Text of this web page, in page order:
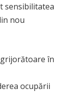
sensibilitatea
nou
în
ocupării